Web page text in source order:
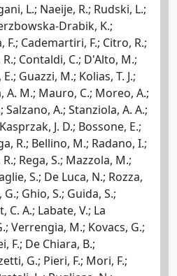
L.; Naeije, R.; Rudski, L.;
Drabik, K.;
Cademartiri, F.; Citro, R.;
Contaldi, C.; D'Alto, M.;
Guazzi, M.; Kolias, T. J.;
A. M.; Mauro, C.; Moreo, A.;
Salzano, A.; Stanziola, A. A.;
J. D.; Bossone, E.;
R.; Bellino, M.; Radano, I.;
Rega, S.; Mazzola, M.;
S.; De Luca, N.; Rozza,
G.; Ghio, S.; Guida, S.;
C. A.; Labate, V.; La
Verrengia, M.; Kovacs, G.;
F.; De Chiara, B.;
G.; Pieri, F.; Mori, F.;